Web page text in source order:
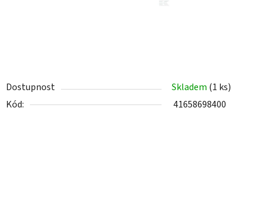
Dostupnost Skladem (1 ks)
Kód:
41658698400